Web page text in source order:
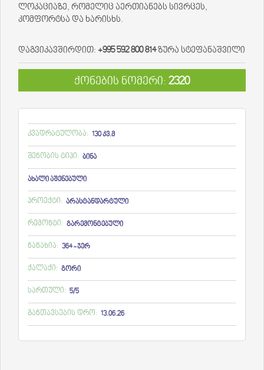
ლოკაციაზე, რომელიც აერთიანებს სივრცეს,
კომფორტსა და ხარისხს.
დაგვიკავშირდით: +995 592 800 814ზურა სტეფანაშვილი
ქონების ნომერი: 2320
კვადრატულობა: 130 კვ.მ
შენობის ტიპი: ბინა
ახალი აშენებული
პროექტი: არასტანდარტული
რემონტი: გარემონტებული
ნანახია: 364 - ჯერ
ქალაქი: გორი
სართული: 5/5
განთავსების დრო: 13.06.26